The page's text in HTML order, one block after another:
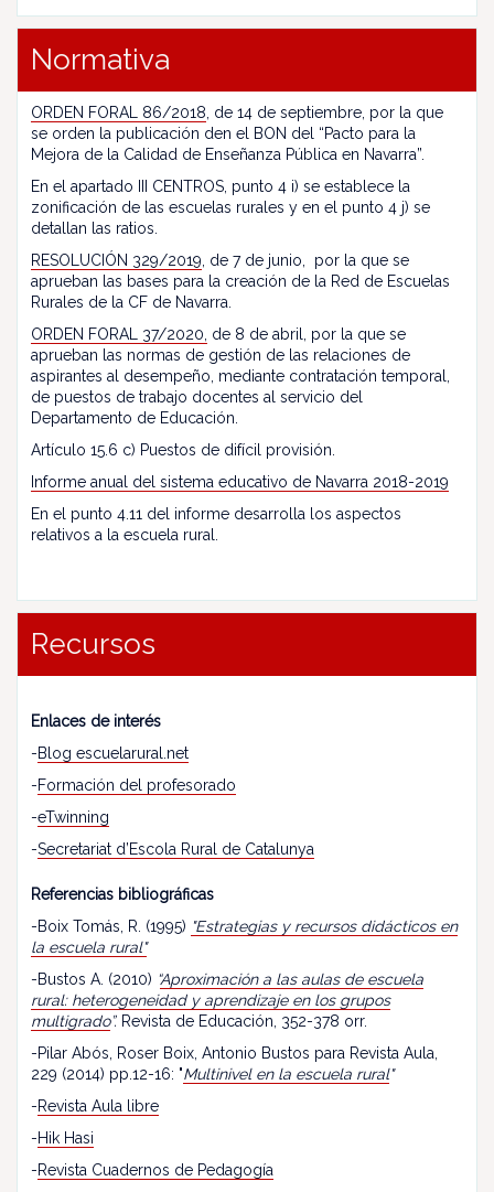
Normativa
ORDEN FORAL 86/2018 , de 14 de septiembre, por la que
se orden la publicación den el BON del “Pacto para la
Mejora de la Calidad de Enseñanza Pública en Navarra”.
En el apartado III CENTROS, punto 4 i) se establece la
zonificación de las escuelas rurales y en el punto 4 j) se
detallan las ratios.
RESOLUCIÓN 329/2019 , de 7 de junio, por la que se
aprueban las bases para la creación de la Red de Escuelas
Rurales de la CF de Navarra.
ORDEN FORAL 37/2020, de 8 de abril, por la que se
aprueban las normas de gestión de las relaciones de
aspirantes al desempeño, mediante contratación temporal,
de puestos de trabajo docentes al servicio del
Departamento de Educación.
Artículo 15.6 c) Puestos de difícil provisión.
Informe anual del sistema educativo de Navarra 2018-2019
En el punto 4.11 del informe desarrolla los aspectos
relativos a la escuela rural.
Recursos
Enlaces de interés
-Blog escuelarural.net
-Formación del profesorado
-eTwinning
-Secretariat d’Escola Rural de Catalunya
Referencias bibliográficas
-Boix Tomás, R. (1995) "Estrategias y recursos didácticos en
la escuela rural"
-Bustos A. (2010) “Aproximación a las aulas de escuela
rural: heterogeneidad y aprendizaje en los grupos
multigrado”. Revista de Educación, 352-378 orr.
-Pilar Abós, Roser Boix, Antonio Bustos para Revista Aula,
229 (2014) pp.12-16: "Multinivel en la escuela rural"
-Revista Aula libre
-Hik Hasi
-Revista Cuadernos de Pedagogía